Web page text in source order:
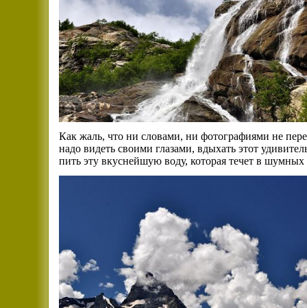
Как жаль, что ни словами, ни фотографиями не
надо видеть своими глазами, вдыхать этот
пить эту вкуснейшую воду, которая течет в